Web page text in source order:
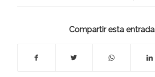
Compartir esta entrada